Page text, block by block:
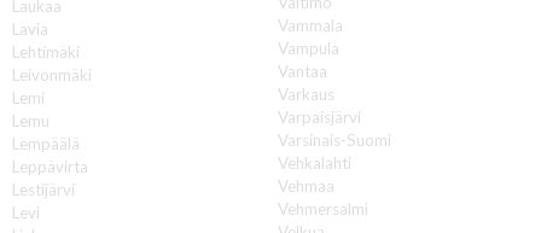
Laukaa
Lavia
Lehtimäki
Leivonmäki
Lemi
Lemu
Lempäälä
Leppävirta
Lestijärvi
Levi
Vammala
Vampula
Vantaa
Varkaus
Varpaisjärvi
Varsinais-Suomi
Vehkalahti
Vehmaa
Vehmersalmi